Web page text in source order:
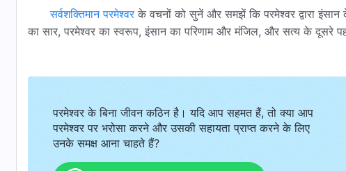
सर्वशक्तिमान परमेश्वर के वचनों को सुनें और समझें कि परमेश्वर द्वारा
का सार, परमेश्वर का स्वरूप, इंसान का परिणाम और मंजिल, और सत्य के दूसरे
परमेश्वर के बिना जीवन कठिन है। यदि आप सहमत हैं, तो क्या आप
परमेश्वर पर भरोसा करने और उसकी सहायता प्राप्त करने के लिए
उनके समक्ष आना चाहते हैं?